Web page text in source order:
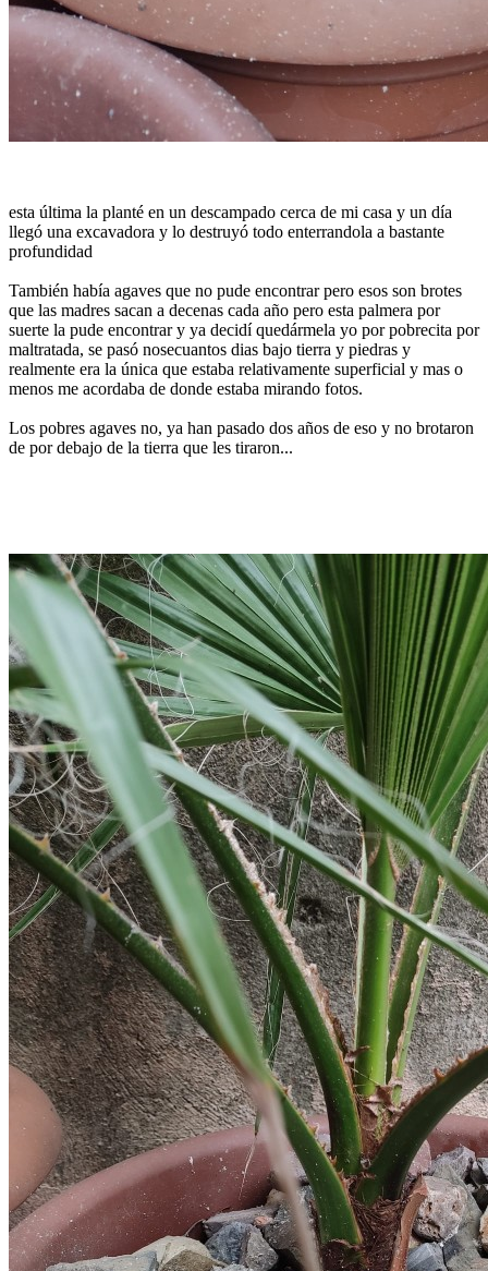
esta última la planté en un descampado cerca de mi casa y un día
llegó una excavadora y lo destruyó todo enterrandola a bastante
profundidad
También había agaves que no pude encontrar pero esos son brotes
que las madres sacan a decenas cada año pero esta palmera por
suerte la pude encontrar y ya decidí quedármela yo por pobrecita por
maltratada, se pasó nosecuantos dias bajo tierra y piedras y
realmente era la única que estaba relativamente superficial y mas o
menos me acordaba de donde estaba mirando fotos.
Los pobres agaves no, ya han pasado dos años de eso y no brotaron
de por debajo de la tierra que les tiraron...